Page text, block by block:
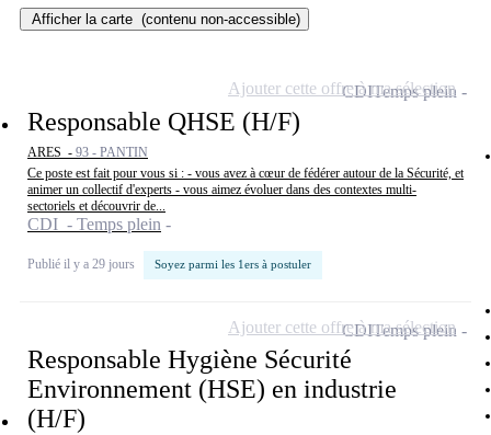
Afficher la carte (contenu non-accessible)
Responsable QHSE (H/F)
ARES - 93 - PANTIN
Ce poste est fait pour vous si : - vous avez à cœur de fédérer autour de la Sécurité, et
animer un collectif d'experts - vous aimez évoluer dans des contextes multi-
sectoriels et découvrir de...
CDI - Temps plein
Publié il y a 29 jours Soyez parmi les 1ers à postuler
CDITemps plein
Ajouter cette offre à ma sélection
Responsable Hygiène Sécurité
Environnement (HSE) en industrie
(H/F)
CDITemps plein
Ajouter cette offre à ma sélection